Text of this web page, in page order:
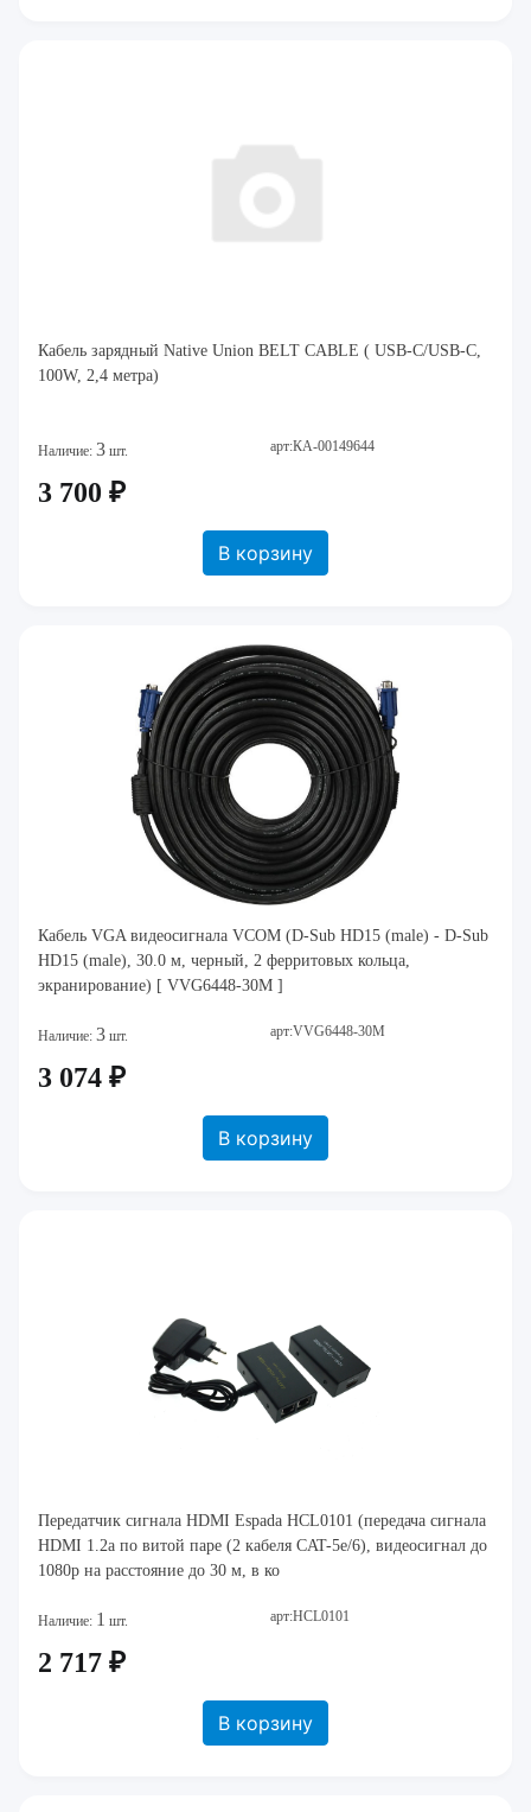
Кабель зарядный Native Union BELT CABLE ( USB-C/USB-C,
100W, 2,4 метра)
Наличие: 3 шт. арт:КА-00149644
3 700 ₽
В корзину
Кабель VGA видеосигнала VCOM (D-Sub HD15 (male) - D-Sub
HD15 (male), 30.0 м, черный, 2 ферритовых кольца,
экранирование) [ VVG6448-30M ]
Наличие: 3 шт. арт:VVG6448-30M
3 074 ₽
В корзину
Передатчик сигнала HDMI Espada HCL0101 (передача сигнала
HDMI 1.2а по витой паре (2 кабеля CAT-5e/6), видеосигнал до
1080p на расстояние до 30 м, в ко
Наличие: 1 шт. арт:HCL0101
2 717 ₽
В корзину